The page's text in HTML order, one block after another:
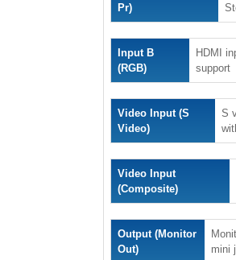
Pr)
Input B
(RGB)
HDMI
support
Video Input (S
Video)
S
Video Input
(Composite)
Output (Monitor
Out)
mini